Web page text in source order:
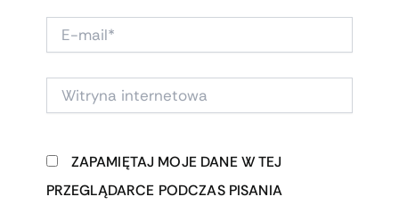
MAIL*
WITRYNA
INTERNETOWA
ZAPAMIĘTAJ MOJE DANE W TEJ
PRZEGLĄDARCE PODCZAS PISANIA